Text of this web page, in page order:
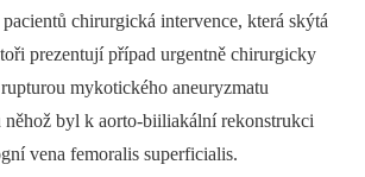
chirurgická intervence, která skýtá
prezentují případ urgentně chirurgicky
mykotického aneuryzmatu
něhož byl k aorto-biiliakální rekonstrukci
vena femoralis superficialis.